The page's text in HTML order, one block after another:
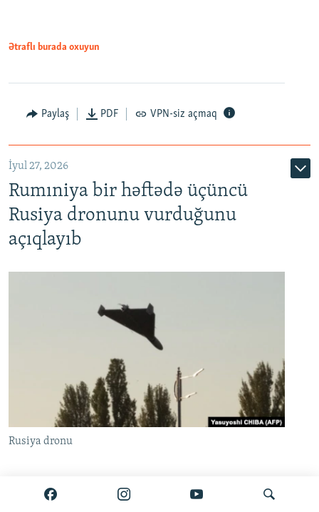
Ətraflı burada oxuyun
Paylaş PDF VPN-siz açmaq
İyul 27, 2026
Rumıniya bir həftədə üçüncü
Rusiya dronunu vurduğunu
açıqlayıb
Rusiya dronu
qırıcısı iyulun 26-da səhər saatlarında ölkənin hava